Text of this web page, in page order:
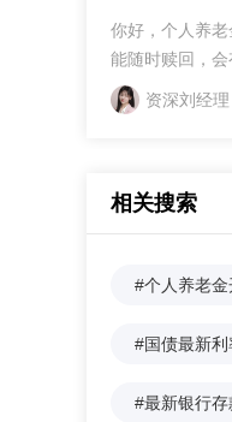
你好，个人养
能随时赎回，
制，不是想赎就
养老金基金的赎
资深刘经理
相关搜索
#个人养老
#国债最新
#最新银行